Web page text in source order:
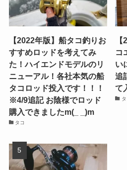
【2022年版】船タコ釣りお
すすめロッドを考えてみ
た！ハイエンドモデルのリ
ニューアル！各社本気の船
タコロッド投入です！！！
※4/9追記 お陰様でロッド
購入できましたm(_ _)m
タコ
コ
い
追
て
タ